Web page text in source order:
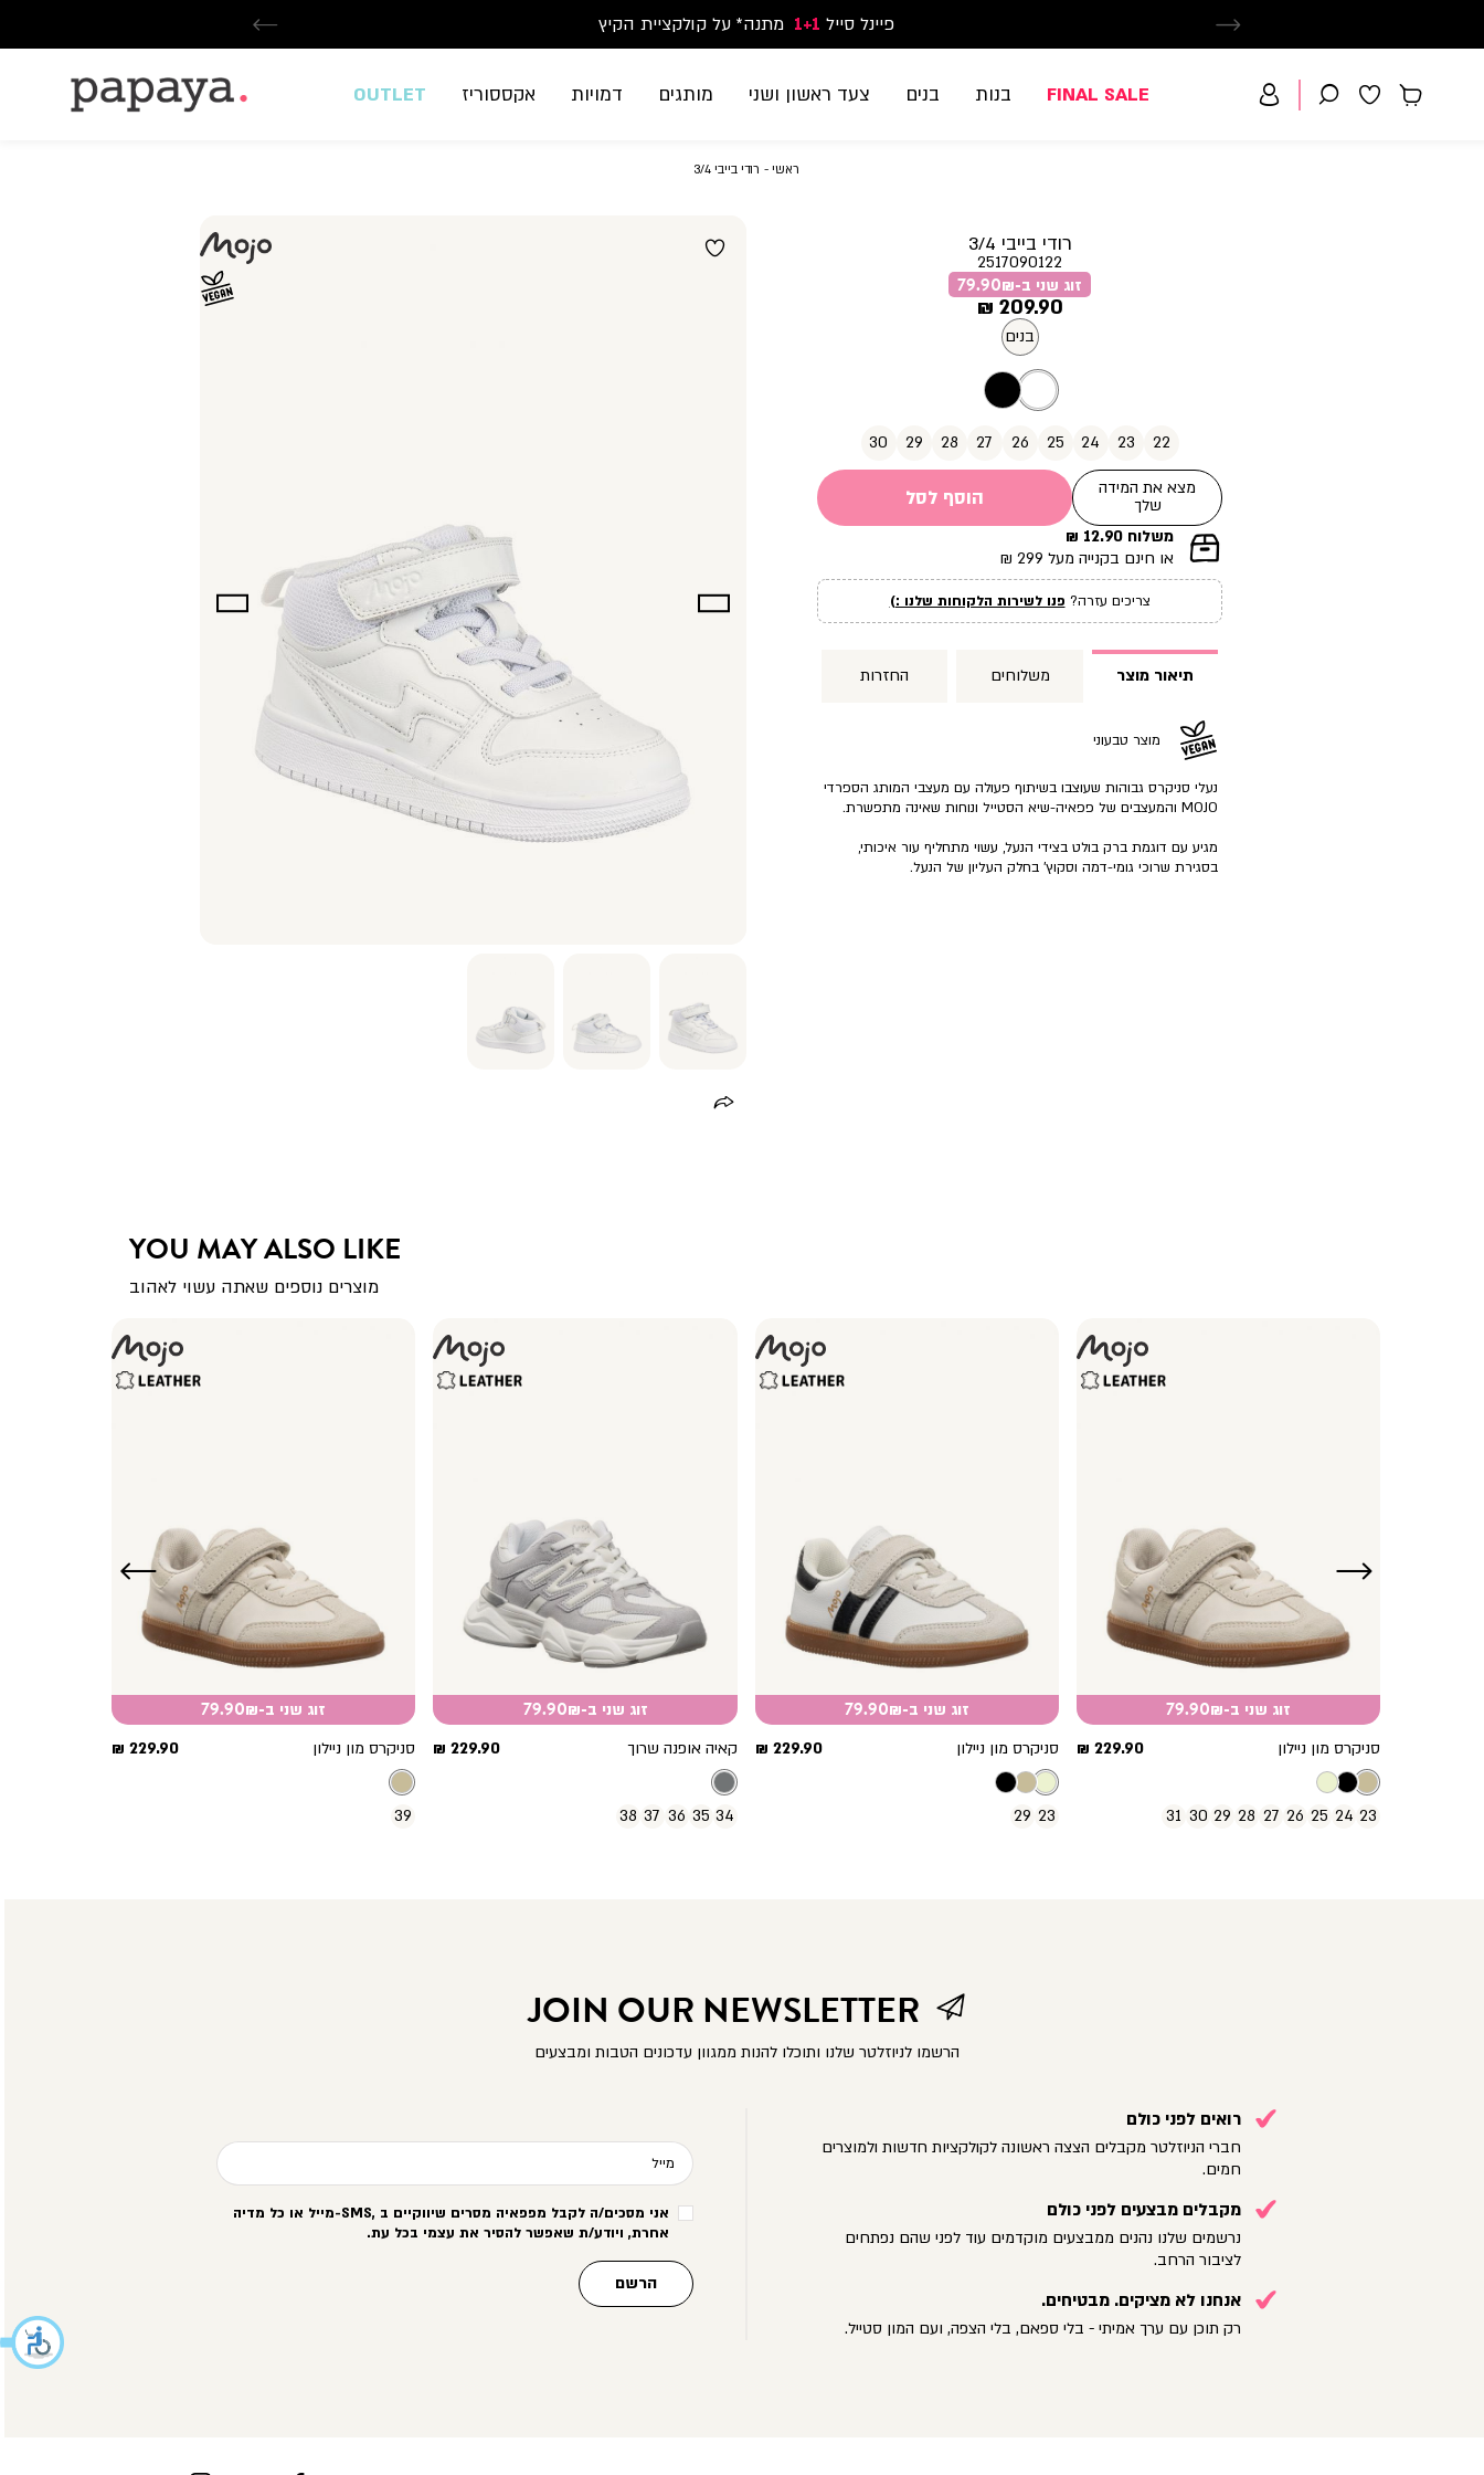
משלוח חינם בקנייה מעל 299₪ | זמני אספקה עד 5 ימי עסקים
פיינל סייל 1+1 מתנה* על קולקציית הקיץ
נעלי ספורט וסניקרס זוג שני החל מ-59.90
FINAL SALE בנות בנים צעד ראשון ושני מותגים דמויות אקססוריז OUTLET
ראשי ראשי
רודי בייבי 3/4
רודי בייבי 3/4
2517090122
זוג שני ב-79.90₪
מחיר
מוצר
209.90 ₪
בנים
22
23
24
25
26
27
28
29
30
מצא את המידה
שלך
הוסף לסל
|
תומך
עמוד
מוצר
משלוח 12.90 ₪
או חינם בקנייה מעל 299 ₪
צריכים עזרה? פנו לשירות הלקוחות שלנו :)
תיאור מוצר משלוחים החזרות
מוצר טבעוני
נעלי סניקרס גבוהות שעוצבו בשיתוף פעולה עם מעצבי המותג הספרדי
MOJO והמעצבים של פפאיה-שיא הסטייל ונוחות שאינה מתפשרת.
מגיע עם דוגמת ברק בולט בצידי הנעל, עשוי מתחליף עור איכותי,
בסגירת שרוכי גומי-דמה וסקוץ’ בחלק העליון של הנעל.
YOU MAY ALSO LIKE
מוצרים נוספים שאתה עשוי לאהוב
ימינה
זוג שני ב-79.90₪
סניקרס מון ניילון
מחיר
229.90 ₪
23
24
25
26
27
28
29
30
31
זוג שני ב-79.90₪
סניקרס מון ניילון
מחיר
229.90 ₪
23
29
זוג שני ב-79.90₪
קאיה אופנה שרוך
מחיר
229.90 ₪
34
35
36
37
38
זוג שני ב-79.90₪
סניקרס מון ניילון
מחיר
229.90 ₪
39
שמאלה
JOIN OUR NEWSLETTER
הרשמו לניוזלטר שלנו ותוכלו להנות ממגוון עדכונים הטבות ומבצעים
רואים לפני כולם
חברי הניוזלטר מקבלים הצצה ראשונה לקולקציות חדשות ולמוצרים
חמים.
מקבלים מבצעים לפני כולם
נרשמים שלנו נהנים ממבצעים מוקדמים עוד לפני שהם נפתחים
לציבור הרחב.
אנחנו לא מציקים. מבטיחים.
רק תוכן עם ערך אמיתי - בלי ספאם, בלי הצפה, ועם המון סטייל.
מייל
אני מסכים/ה לקבל מפפאיה מסרים שיווקיים ב -SMS,מייל או כל מדיה
אחרת, ויודע/ת שאפשר להסיר את עצמי בכל עת.
הרשם